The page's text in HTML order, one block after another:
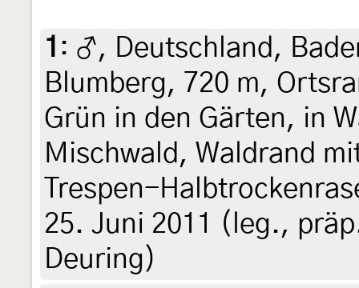
1 : ♂, Deutschland,
Blumberg, 720 m,
Grün in den Gärten, in
Mischwald, Waldrand
Trespen-
25. Juni 2011 (leg.,
Deuring)